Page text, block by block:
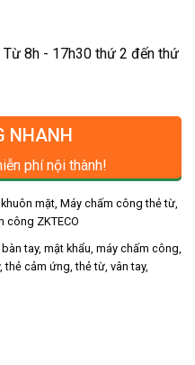
Từ 8h - 17h30 thứ 2 đến thứ
NHANH
phí nội thành!
mặt, Máy chấm công thẻ từ,
công ZKTECO
tay, mật khẩu, máy chấm công,
,thẻ cảm ứng,thẻ từ, vân tay,